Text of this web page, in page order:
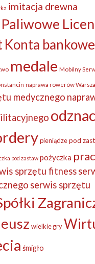
imitacja drewna
Konta bankowe
medale Mobilny
naprawa rowerów
medycznego
pieniądze pod
pod zastaw pożyczka
sprzętu fitness
serwis sprzętu
wielkie gry
śmigło